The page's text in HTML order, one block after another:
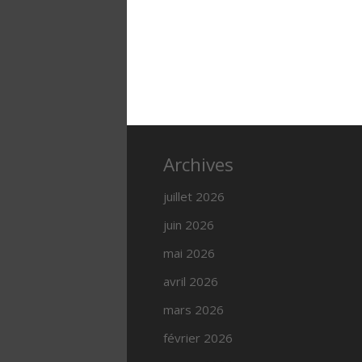
Archives
juillet 2026
juin 2026
mai 2026
avril 2026
mars 2026
février 2026